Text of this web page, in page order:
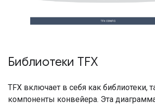
Библиотеки TFX
TFX включает в себя как библиотеки,
компоненты конвейера. Эта